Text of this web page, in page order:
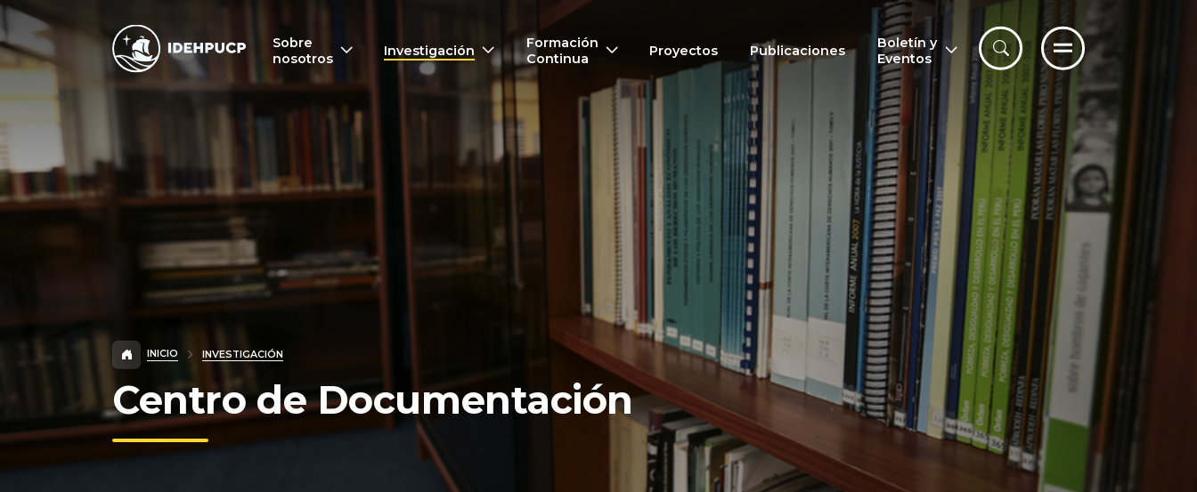
IDEHPUCP
Sobre
nosotros
Investigación
Formación
Continua
Proyectos Publicaciones
Boletín y
Eventos
INICIO INVESTIGACIÓN
Centro de Documentación